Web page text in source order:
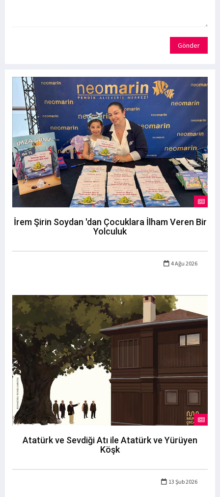
Gönder
İrem Şirin Soydan 'dan Çocuklara İlham Veren Bir
Yolculuk
4 Ağu 2026
Atatürk ve Sevdiği Atı ile Atatürk ve Yürüyen
Köşk
13 Şub 2026